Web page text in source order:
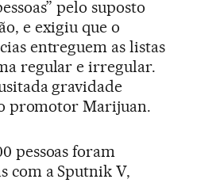
pelo suposto
e exigiu que o
entreguem as listas
regular e irregular.
gravidade
promotor Marijuan.
pessoas foram
com a Sputnik V,